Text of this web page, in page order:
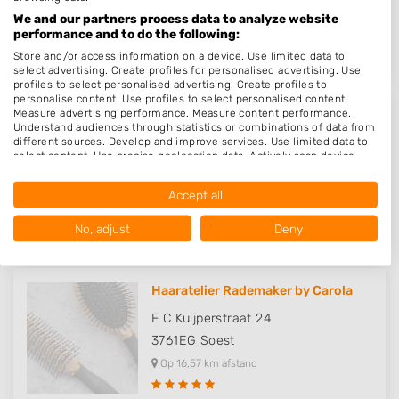
Op 16,47 km afstand
Kapper Nieuwegein - Hair & Look..
Winkelcentrum Hoogzandveld 34
Op 16,49 km afstand
Haaratelier Rademaker by Carola
F C Kuijperstraat 24
3761EG Soest
Op 16,57 km afstand
We and our partners process data to analyze website
performance and to do the following:
Store and/or access information on a device. Use limited data to
select advertising. Create profiles for personalised advertising. Use
profiles to select personalised advertising. Create profiles to
personalise content. Use profiles to select personalised content.
Measure advertising performance. Measure content performance.
Understand audiences through statistics or combinations of data from
different sources. Develop and improve services. Use limited data to
select content. Use precise geolocation data. Actively scan device
Data may be shared outside of the European Union and send to the
Your consent and the cookie policy applies solely to this website/app.
View Partner List (1016 IAB Vendors)
We use your data for the following purposes:
IAB processing purposes:
Store and/or access information on a device
Use limited data to select advertising
Create profiles for personalised advertising
Accept all
No, adjust Deny